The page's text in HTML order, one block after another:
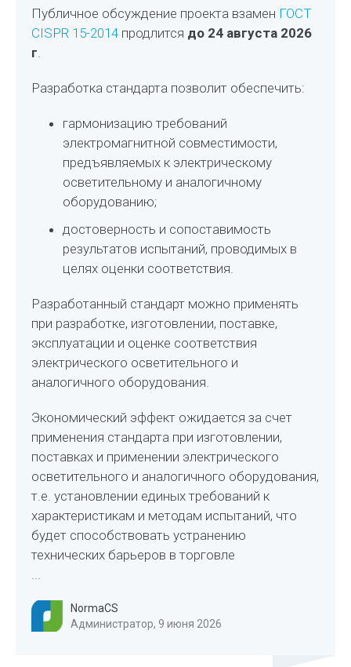
Публичное обсуждение проекта взамен ГОСТ
CISPR 15-2014 продлится до 24 августа 2026
г.
Разработка стандарта позволит обеспечить:
гармонизацию требований
электромагнитной совместимости,
предъявляемых к электрическому
осветительному и аналогичному
оборудованию;
достоверность и сопоставимость
результатов испытаний, проводимых в
целях оценки соответствия.
Разработанный стандарт можно применять
при разработке, изготовлении, поставке,
эксплуатации и оценке соответствия
электрического осветительного и
аналогичного оборудования.
Экономический эффект ожидается за счет
применения стандарта при изготовлении,
поставках и применении электрического
осветительного и аналогичного оборудования,
т.е. установлении единых требований к
характеристикам и методам испытаний, что
будет способствовать устранению
технических барьеров в торговле
...
NormaCS
Администратор, 9 июня 2026